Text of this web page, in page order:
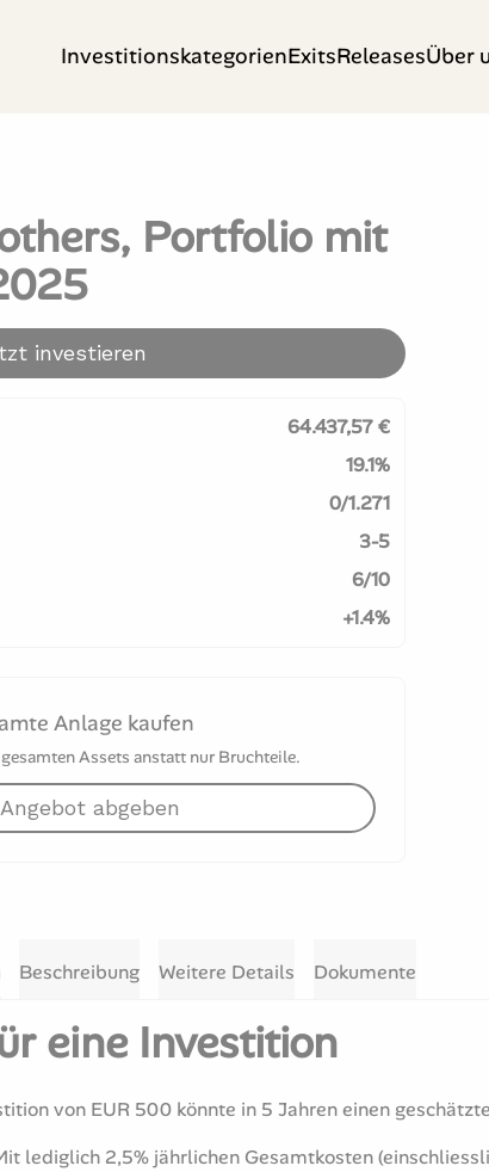
InvestitionskategorienExitsReleasesÜber
Portfolio mit
investieren
64.437,57 €
19.1%
0/1.271
3-5
6/10
+1.4%
Anlage kaufen
Assets anstatt nur Bruchteile.
abgeben
Beschreibung Weitere Details Dokumente
eine Investition
von EUR 500 könnte in 5 Jahren einen
lediglich 2,5% jährlichen Gesamtkosten